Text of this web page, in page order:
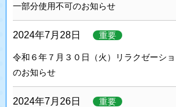
一部分使用不可のお知らせ
2024年7月28日 重要
令和６年７月３０日（火）リラクゼーシ
のお知らせ
2024年7月26日 重要